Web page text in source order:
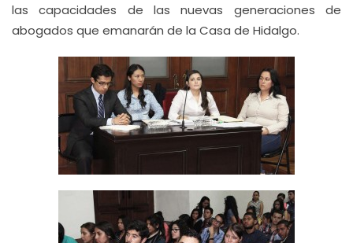
las capacidades de las nuevas generaciones de
abogados que emanarán de la Casa de Hidalgo.